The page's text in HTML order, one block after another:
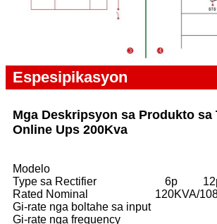
Espesipikasyon
Mga Deskripsyon sa Produkto sa
Online Ups 200Kva
Modelo
Type sa Rectifier
6p
Rated Nominal
120KVA/
Gi-rate nga boltahe sa input
Gi-rate nga frequency